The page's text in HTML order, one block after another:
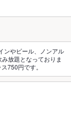
ンやビール、ノンアル
放題となっておりま
750円です。